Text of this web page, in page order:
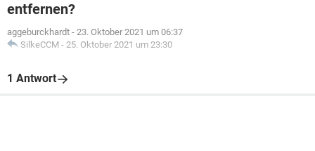
entfernen?
aggeburckhardt - 23. Oktober 2021 um 06:37
SilkeCCM - 25. Oktober 2021 um 23:30
1 Antwort